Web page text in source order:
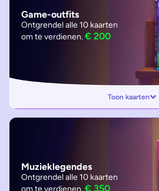
Game-outfits
Ontgrendel alle 10 kaarten
om te verdienen.€ 200
Toon kaarten
Muzieklegendes
Ontgrendel alle 10 kaarten
€ 350